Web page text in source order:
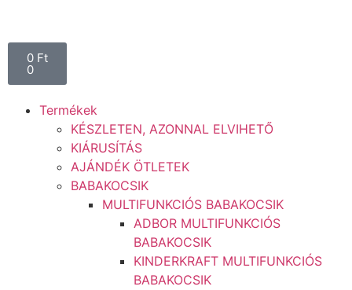
0 Ft
0
Termékek
KÉSZLETEN, AZONNAL ELVIHETŐ
KIÁRUSÍTÁS
AJÁNDÉK ÖTLETEK
BABAKOCSIK
MULTIFUNKCIÓS BABAKOCSIK
ADBOR MULTIFUNKCIÓS
BABAKOCSIK
KINDERKRAFT MULTIFUNKCIÓS
BABAKOCSIK